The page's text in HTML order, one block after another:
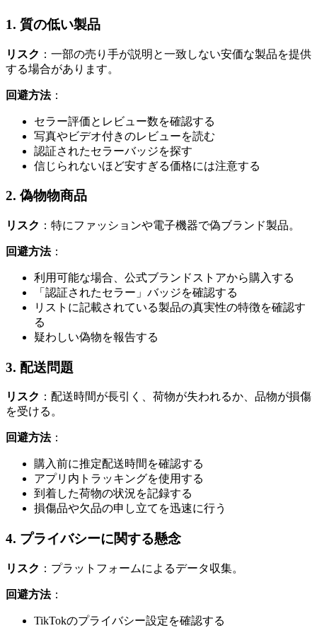
1. 質の低い製品
リスク ：一部の売り手が説明と一致しない安価な製品を提供
する場合があります。
回避方法：
セラー評価とレビュー数を確認する
写真やビデオ付きのレビューを読む
認証されたセラーバッジを探す
信じられないほど安すぎる価格には注意する
2. 偽物物商品
リスク ：特にファッションや電子機器で偽ブランド製品。
回避方法：
利用可能な場合、公式ブランドストアから購入する
「認証されたセラー」バッジを確認する
リストに記載されている製品の真実性の特徴を確認す
る
疑わしい偽物を報告する
3. 配送問題
リスク ：配送時間が長引く、荷物が失われるか、品物が損傷
を受ける。
回避方法：
購入前に推定配送時間を確認する
アプリ内トラッキングを使用する
到着した荷物の状況を記録する
損傷品や欠品の申し立てを迅速に行う
4. プライバシーに関する懸念
リスク ：プラットフォームによるデータ収集。
回避方法：
TikTokのプライバシー設定を確認する